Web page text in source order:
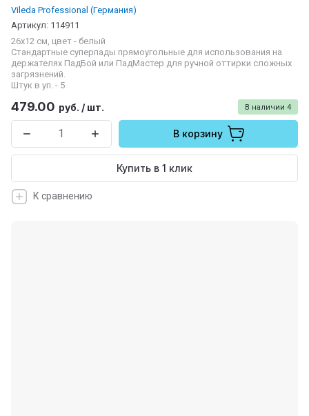
Vileda Professional (Германия)
Артикул: 114911
26x12 см, цвет - белый
Cтандартные суперпады прямоугольные для использования на
держателях ПадБой или ПадМастер для ручной оттирки сложных
загрязнений.
Штук в уп. - 5
В наличии 4
479.00 руб. / шт.
В корзину
Купить в 1 клик
К сравнению